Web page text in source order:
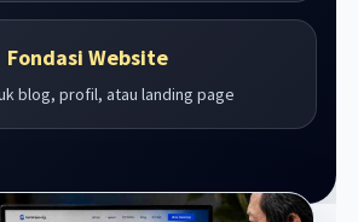
Fondasi Website
blog, profil, atau landing page